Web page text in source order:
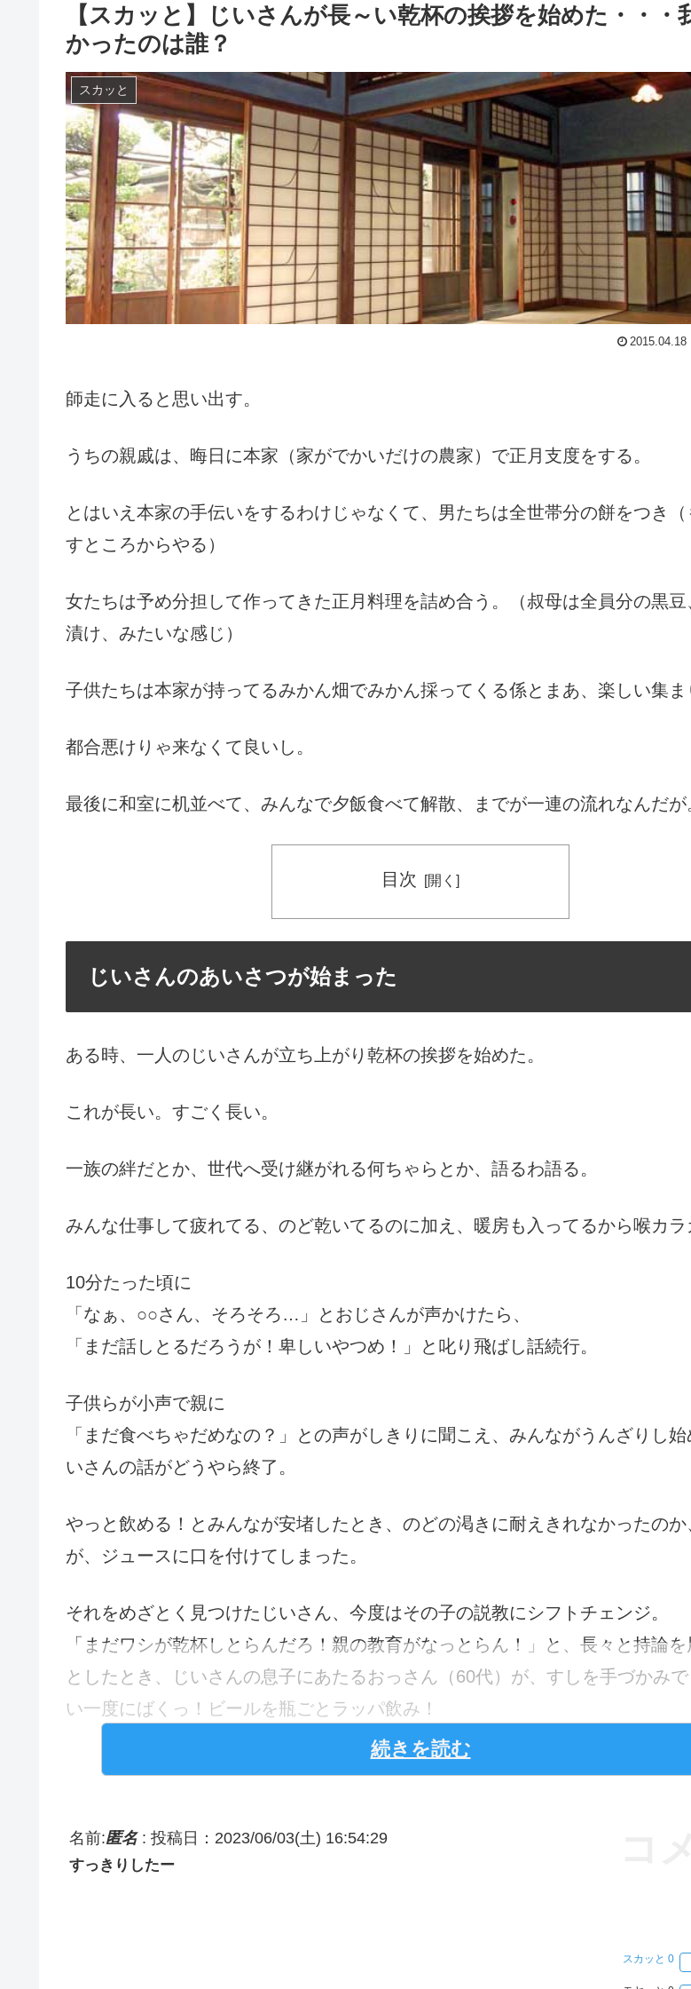
【スカッと】じいさんが長～い乾杯の挨拶を始めた・・・
かったのは誰？
スカッと
2015.04.18
師走に入ると思い出す。
うちの親戚は、晦日に本家（家がでかいだけの農家）で正月支度をする。
とはいえ本家の手伝いをするわけじゃなくて、男たちは全世帯分の餅をつき
すところからやる）
女たちは予め分担して作ってきた正月料理を詰め合う。（叔母は全員分の黒
漬け、みたいな感じ）
子供たちは本家が持ってるみかん畑でみかん採ってくる係とまあ、楽しい集ま
都合悪けりゃ来なくて良いし。
最後に和室に机並べて、みんなで夕飯食べて解散、までが一連の流れなんだが
目次
じいさんのあいさつが始まった
ある時、一人のじいさんが立ち上がり乾杯の挨拶を始めた。
これが長い。すごく長い。
一族の絆だとか、世代へ受け継がれる何ちゃらとか、語るわ語る。
みんな仕事して疲れてる、のど乾いてるのに加え、暖房も入ってるから喉カラ
10分たった頃に
「なぁ、○○さん、そろそろ…」とおじさんが声かけたら、
「まだ話しとるだろうが！卑しいやつめ！」と叱り飛ばし話続行。
子供らが小声で親に
「まだ食べちゃだめなの？」との声がしきりに聞こえ、みんながうんざりし始
いさんの話がどうやら終了。
やっと飲める！とみんなが安堵したとき、のどの渇きに耐えきれなかったのか
が、ジュースに口を付けてしまった。
それをめざとく見つけたじいさん、今度はその子の説教にシフトチェンジ。
「まだワシが乾杯しとらんだろ！親の教育がなっとらん！」と、長々と持論を
としたとき、じいさんの息子にあたるおっさん（60代）が、すしを手づかみ
い一度にばくっ！ビールを瓶ごとラッパ飲み！
続きを読む
名前:匿名: 投稿日：2023/06/03(土) 16:54:29
すっきりしたー
スカッと0